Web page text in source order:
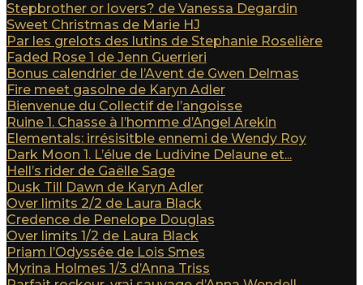
Stepbrother or lovers? de Vanessa Degardin
Sweet Christmas de Marie HJ
Par les grelots des lutins de Stephanie Roselière
Faded Rose 1 de Jenn Guerrieri
Bonus calendrier de l’Avent de Gwen Delmas
Fire meet gasolne de Karyn Adler
Bienvenue du Collectif de l’angoisse
Ruine 1. Chasse à l’homme d’Angel Arekin
Elementals: irrésisitble ennemi de Wendy Roy
Dark Moon 1. L’élue de Ludivine Delaune et...
Hell’s rider de Gaëlle Sage
Dusk Till Dawn de Karyn Adler
Over limits 2/2 de Laura Black
Credence de Penelope Douglas
Over limits 1/2 de Laura Black
Priam l’Odyssée de Lois Smes
Myrina Holmes 1/3 d’Anna Triss